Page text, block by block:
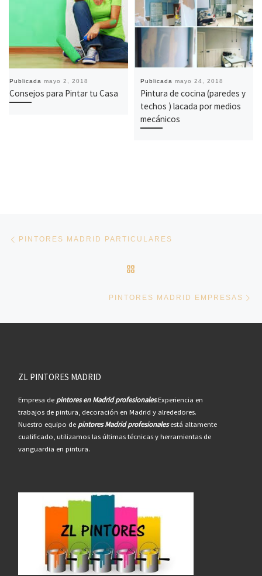
Publicada mayo 2, 2018
Consejos para Pintar tu Casa
Publicada mayo 24, 2018
Pintura de cocina (paredes y
techos ) lacada por medios
mecánicos
Navegación de entradas
PINTORES MADRID PARTICULARES
PINTORES MADRID EMPRESAS
ZL PINTORES MADRID
Empresa de pintores en Madrid profesionales.Experiencia en
trabajos de pintura, decoración en Madrid y alrededores.
Nuestro equipo de pintores Madrid profesionalesestá altamente
cualificado, utilizamos las últimas técnicas y herramientas de
vanguardia en pintura.